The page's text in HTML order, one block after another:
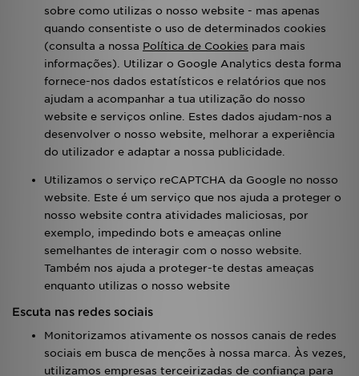
sobre como utilizas o nosso website - mas apenas
quando consentiste o uso de determinados cookies
(consulta a nossa Política de Cookies para mais
informações). Utilizar o Google Analytics desta forma
fornece-nos dados estatísticos e relatórios que nos
ajudam a acompanhar a tua utilização do nosso
website e serviços online. Estes dados ajudam-nos a
desenvolver o nosso website, melhorar a experiência
do utilizador e adaptar a nossa publicidade.
Utilizamos o serviço reCAPTCHA da Google no nosso
website. Este é um serviço que nos ajuda a proteger o
nosso website contra atividades maliciosas, por
exemplo, impedindo bots e ameaças online
semelhantes de interagir com o nosso website.
Também nos ajuda a proteger-te destas ameaças
enquanto utilizas o nosso website
Escuta nas redes sociais
Monitorizamos ativamente os nossos canais de redes
sociais em busca de menções à nossa marca. Às vezes,
utilizamos empresas terceirizadas de confiança para